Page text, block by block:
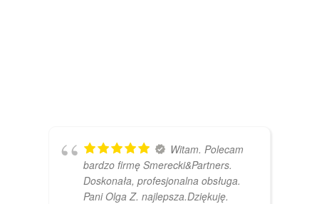
Witam. Polecam
bardzo firmę Smerecki&Partners.
Doskonała, profesjonalna obsługa.
Pani Olga Z. najlepsza.Dziękuję.